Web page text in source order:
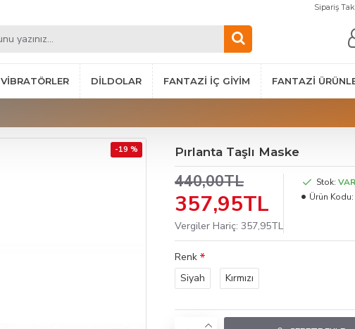
Sipariş
VIBRATÖRLER DILDOLAR FANTAZI İÇ GIYIM FANTAZI
-19 % Pırlanta Taşlı Maske
357,95TL
440,00TL
Vergiler Hariç: 357,95TL
Stok: VAR
Ürün Kodu:
Renk
Siyah
Kırmızı